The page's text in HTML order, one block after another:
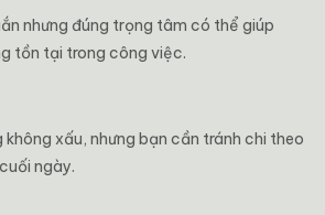
nhưng đúng trọng tâm có thể giúp
tồn tại trong công việc.
không xấu, nhưng bạn cần tránh chi theo
ngày.